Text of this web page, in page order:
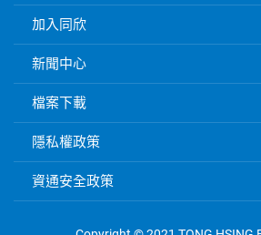
結
加入同欣
新聞中心
檔案下載
隱私權政策
資通安全政策